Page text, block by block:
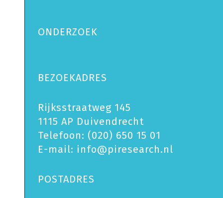
ONDERZOEK
BEZOEKADRES
Rijksstraatweg 145
1115 AP Duivendrecht
Telefoon: (020) 650 15 01
E-mail: info@piresearch.nl
POSTADRES